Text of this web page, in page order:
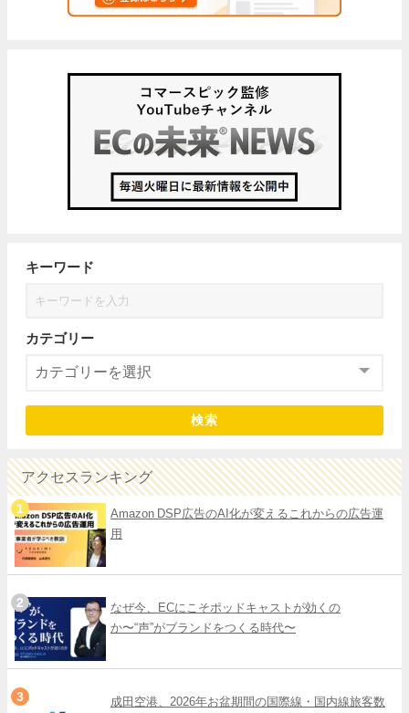
キーワード
カテゴリー
検索
アクセスランキング
Amazon DSP広告のAI化が変えるこれからの広告運
用
なぜ今、ECにこそポッドキャストが効くの
か〜“声”がブランドをつくる時代〜
成田空港、2026年お盆期間の国際線・国内線旅客数